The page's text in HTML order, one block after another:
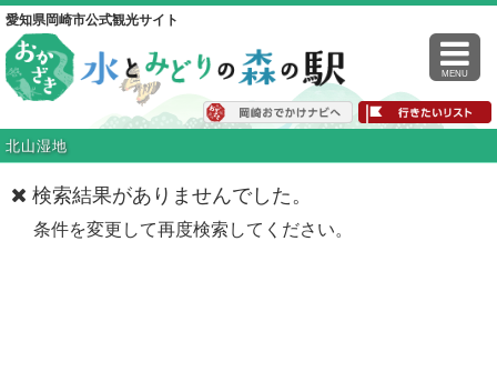
愛知県岡崎市公式観光サイト
MENU
北山湿地
検索結果がありませんでした。
条件を変更して再度検索してください。